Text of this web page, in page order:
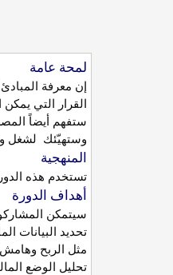
لمحة عامة
إن معرفة
القرار التي
ستفهم أيضاً
وستهيّئك لشغل
المنهجية
تستخدم هذه
أهداف الدورة
سيتمكن
تحديد البيانات
مثل الربح وهامش
تحليل الوضع